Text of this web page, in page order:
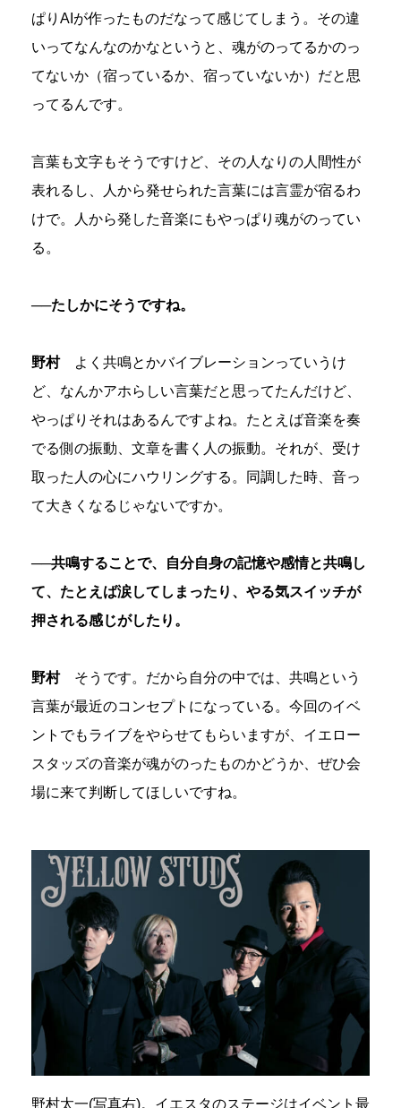
ぱりAIが作ったものだなって感じてしまう。その違
いってなんなのかなというと、魂がのってるかのっ
てないか（宿っているか、宿っていないか）だと思
ってるんです。
言葉も文字もそうですけど、その人なりの人間性が
表れるし、人から発せられた言葉には言霊が宿るわ
けで。人から発した音楽にもやっぱり魂がのってい
る。
──たしかにそうですね。
野村よく共鳴とかバイブレーションっていうけ
ど、なんかアホらしい言葉だと思ってたんだけど、
やっぱりそれはあるんですよね。たとえば音楽を奏
でる側の振動、文章を書く人の振動。それが、受け
取った人の心にハウリングする。同調した時、音っ
て大きくなるじゃないですか。
──共鳴することで、自分自身の記憶や感情と共鳴し
て、たとえば涙してしまったり、やる気スイッチが
押される感じがしたり。
野村そうです。だから自分の中では、共鳴という
言葉が最近のコンセプトになっている。今回のイベ
ントでもライブをやらせてもらいますが、イエロー
スタッズの音楽が魂がのったものかどうか、ぜひ会
場に来て判断してほしいですね。
野村太一(写真右)。イエスタのステージはイベント最